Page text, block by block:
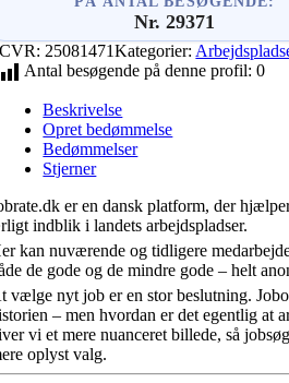
Nr. 29371
CVR: 25081471Kategorier:
Antal besøgende på denne profil: 0
Beskrivelse
Opret bedømmelse
Bedømmelser
Stjerner
er en dansk platform, der
indblik i landets arbejdspladser.
kan nuværende og tidligere
de gode og de mindre gode – helt
vælge nyt job er en stor beslutning.
– men hvordan er det egentlig at
vi et mere nuanceret billede, så
oplyst valg.